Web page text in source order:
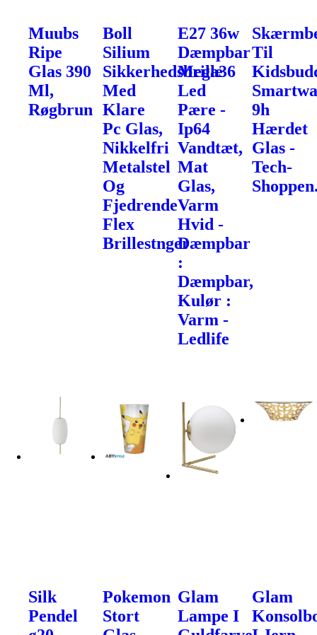
Muubs
Ripe
Glas 390
Ml,
Røgbrun
Boll
Silium
Sikkerhedsbrille
Med
Klare
Pc Glas,
Nikkelfri
Metalstel
Og
Fjedrende
Flex
Brillestnger
E27 36w
Dæmpbar
Mega36
Led
Pære -
Ip64
Vandtæt,
Mat
Glas,
Varm
Hvid -
Dæmpbar
:
Dæmpbar,
Kulør :
Varm -
Ledlife
Til
9h
Hærdet
Glas -
Tech-
Silk
Pendel
Pokemon
Stort
Glam
Lampe I
Glam